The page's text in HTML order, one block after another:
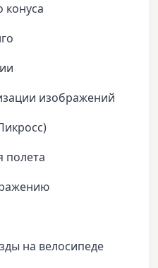
конуса
изображений
полета
на велосипеде